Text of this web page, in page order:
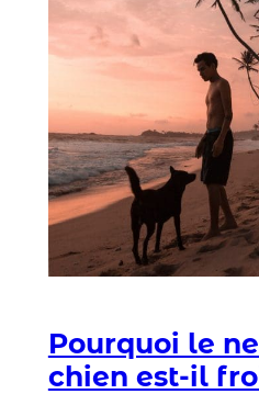
Pourquoi le
chien est-il